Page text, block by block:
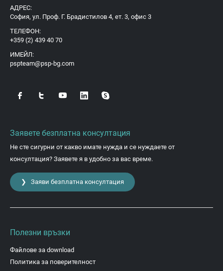
АДРЕС:
София, ул. Проф. Г. Брадистилов 4, ет. 3, офис 3
ТЕЛЕФОН:
+359 (2) 439 40 70
ИМЕЙЛ:
pspteam@psp-bg.com
Заявете безплатна консултация
Не сте сигурни от какво имате нужда и се нуждаете от
консултация? Заявете я в удобно за вас време.
❯ Заяви безплатна консултация
Полезни връзки
Файлове за download
Политика за поверителност